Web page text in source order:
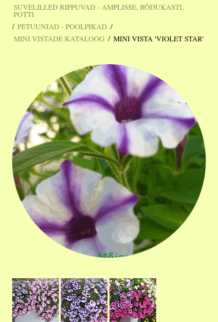
SUVELILLED RIPPUVAD - AMPLISSE, RÕDUKASTI,
POTTI
/ PETUUNIAD - POOLPIKAD /
MINI VISTADE KATALOOG / MINI VISTA 'VIOLET STAR'